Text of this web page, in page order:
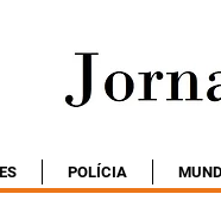
POLÍCIA